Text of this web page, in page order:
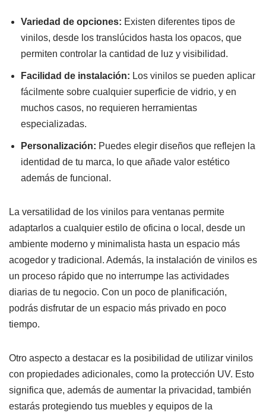
Variedad de opciones: Existen diferentes tipos de
vinilos, desde los translúcidos hasta los opacos, que
permiten controlar la cantidad de luz y visibilidad.
Facilidad de instalación: Los vinilos se pueden aplicar
fácilmente sobre cualquier superficie de vidrio, y en
muchos casos, no requieren herramientas
especializadas.
Personalización: Puedes elegir diseños que reflejen la
identidad de tu marca, lo que añade valor estético
además de funcional.
La versatilidad de los vinilos para ventanas permite
adaptarlos a cualquier estilo de oficina o local, desde un
ambiente moderno y minimalista hasta un espacio más
acogedor y tradicional. Además, la instalación de vinilos es
un proceso rápido que no interrumpe las actividades
diarias de tu negocio. Con un poco de planificación,
podrás disfrutar de un espacio más privado en poco
tiempo.
Otro aspecto a destacar es la posibilidad de utilizar vinilos
con propiedades adicionales, como la protección UV. Esto
significa que, además de aumentar la privacidad, también
estarás protegiendo tus muebles y equipos de la